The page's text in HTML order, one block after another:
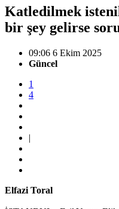
Katledilmek
bir şey gelirse
09:06 6 Ekim 2025
Güncel
1
4
|
Elfazi Toral